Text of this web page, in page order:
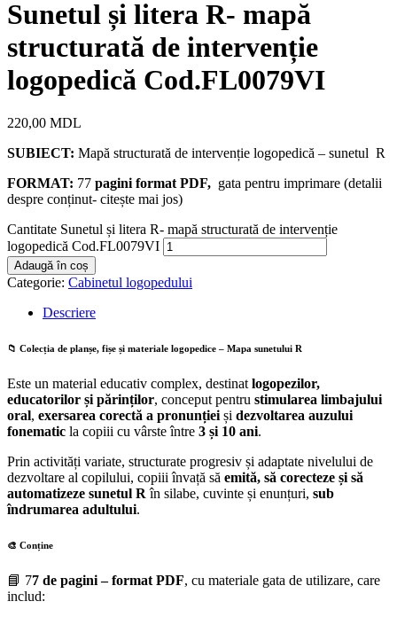
Sunetul și litera R- mapă
structurată de intervenție
logopedică Cod.FL0079VI
220,00 MDL
SUBIECT: Mapă structurată de intervenție logopedică – sunetul R
FORMAT: 77 pagini format PDF, gata pentru imprimare (detalii
despre conținut- citește mai jos)
Cantitate Sunetul și litera R- mapă structurată de intervenție
logopedică Cod.FL0079VI
Adaugă în coș
Categorie: Cabinetul logopedului
Descriere
📁 Colecția de planșe, fișe și materiale logopedice – Mapa sunetului R
Este un material educativ complex, destinat logopezilor,
educatorilor și părinților, conceput pentru stimularea limbajului
oral, exersarea corectă a pronunției și dezvoltarea auzului
fonematic la copiii cu vârste între 3 și 10 ani.
Prin activități variate, structurate progresiv și adaptate nivelului de
dezvoltare al copilului, copiii învață să emită, să corecteze și să
automatizeze sunetul R în silabe, cuvinte și enunțuri, sub
îndrumarea adultului.
🎨 Conține
📘 77 de pagini – format PDF, cu materiale gata de utilizare, care
includ: